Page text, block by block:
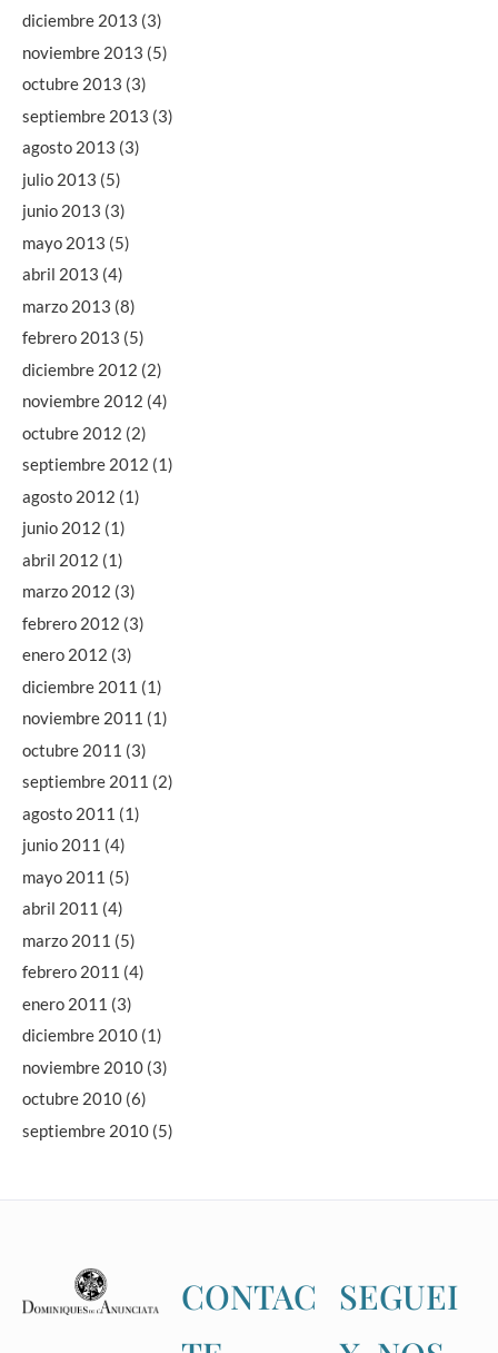
diciembre 2013 (3)
noviembre 2013 (5)
octubre 2013 (3)
septiembre 2013 (3)
agosto 2013 (3)
julio 2013 (5)
junio 2013 (3)
mayo 2013 (5)
abril 2013 (4)
marzo 2013 (8)
febrero 2013 (5)
diciembre 2012 (2)
noviembre 2012 (4)
octubre 2012 (2)
septiembre 2012 (1)
agosto 2012 (1)
junio 2012 (1)
abril 2012 (1)
marzo 2012 (3)
febrero 2012 (3)
enero 2012 (3)
diciembre 2011 (1)
noviembre 2011 (1)
octubre 2011 (3)
septiembre 2011 (2)
agosto 2011 (1)
junio 2011 (4)
mayo 2011 (5)
abril 2011 (4)
marzo 2011 (5)
febrero 2011 (4)
enero 2011 (3)
diciembre 2010 (1)
noviembre 2010 (3)
octubre 2010 (6)
septiembre 2010 (5)
CONTAC SEGUEI